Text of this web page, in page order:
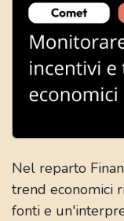
Nel reparto
trend economici
fonti e